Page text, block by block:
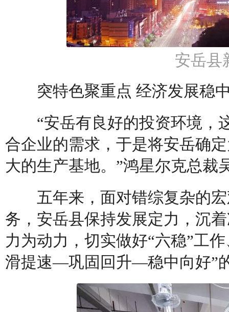
安岳县
突特色聚重点 经济发展稳
“安岳有良好的投资环境，
合企业的需求，于是将安岳确
大的生产基地。”鸿星尔克总裁
五年来，面对错综复杂的宏
务，安岳县保持发展定力，沉
力为动力，切实做好“六稳”工
滑提速—巩固回升—稳中向好”